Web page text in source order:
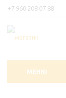
+7 960 208 07 88
МЕНЮ